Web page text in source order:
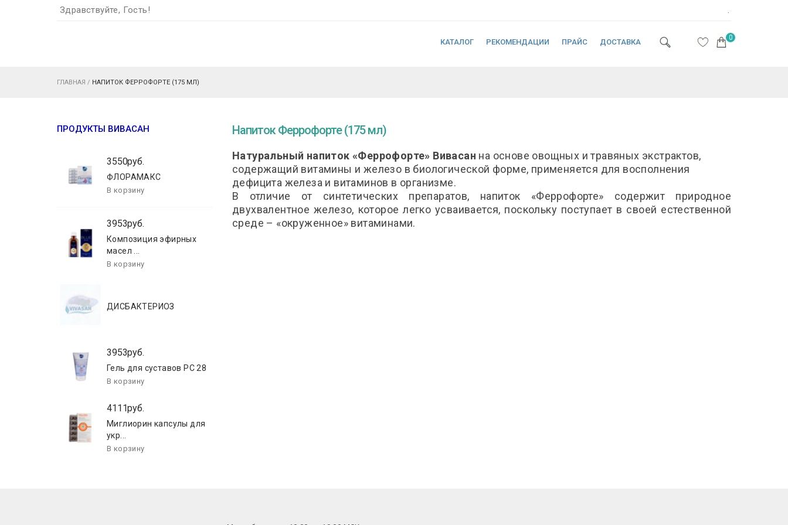
Здравствуйте, Гость! .
КАТАЛОГ РЕКОМЕНДАЦИИ ПРАЙС ДОСТАВКА 0
ГЛАВНАЯ / НАПИТОК ФЕРРОФОРТЕ (175 МЛ)
Напиток Феррофорте (175 мл)
Натуральный напиток «Феррофорте» Вивасан на основе овощных и травяных экстрактов,
содержащий витамины и железо в биологической форме, применяется для восполнения
дефицита железа и витаминов в организме.
В отличие от синтетических препаратов, напиток «Феррофорте» содержит природное
двухвалентное железо, которое легко усваивается, поскольку поступает в своей естественной
среде – «окруженное» витаминами.
ПРОДУКТЫ ВИВАСАН
3550руб.
ФЛОРАМАКС
3953руб.
Композиция эфирных
масел ...
ДИСБАКТЕРИОЗ
3953руб.
Гель для суставов РС 28
4111руб.
Миглиорин капсулы для
укр...